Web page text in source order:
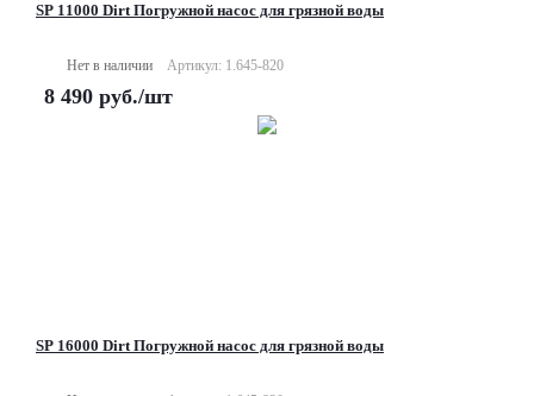
SP 11000 Dirt Погружной насос для грязной воды
Нет в наличии Артикул: 1.645-820
8 490 руб./шт
SP 16000 Dirt Погружной насос для грязной воды